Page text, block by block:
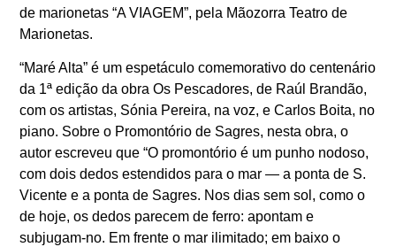
de marionetas “A VIAGEM”, pela Mãozorra Teatro de
Marionetas.
“Maré Alta” é um espetáculo comemorativo do centenário
da 1ª edição da obra Os Pescadores, de Raúl Brandão,
com os artistas, Sónia Pereira, na voz, e Carlos Boita, no
piano. Sobre o Promontório de Sagres, nesta obra, o
autor escreveu que “O promontório é um punho nodoso,
com dois dedos estendidos para o mar — a ponta de S.
Vicente e a ponta de Sagres. Nos dias sem sol, como o
de hoje, os dedos parecem de ferro: apontam e
subjugam-no. Em frente o mar ilimitado; em baixo o